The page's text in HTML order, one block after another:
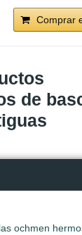
Comprar
de
ochmen